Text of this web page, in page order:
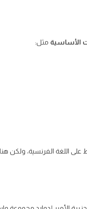
الأساسية مثل:
على اللغة الفرنسية،